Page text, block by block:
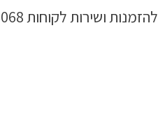
לתוכןלהזמנות ושירות לקוחות 058-4996068